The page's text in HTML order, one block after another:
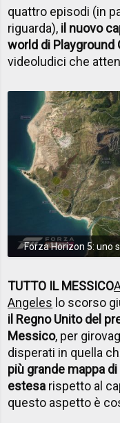
quattro episodi (in
riguarda), il nuovo
world di Playground
videoludici che
Forza Horizon 5: uno
TUTTO IL MESSICO
Angeles lo scorso
il Regno Unito del
Messico, per
disperati in quella
più grande mappa
estesa rispetto al
questo aspetto è